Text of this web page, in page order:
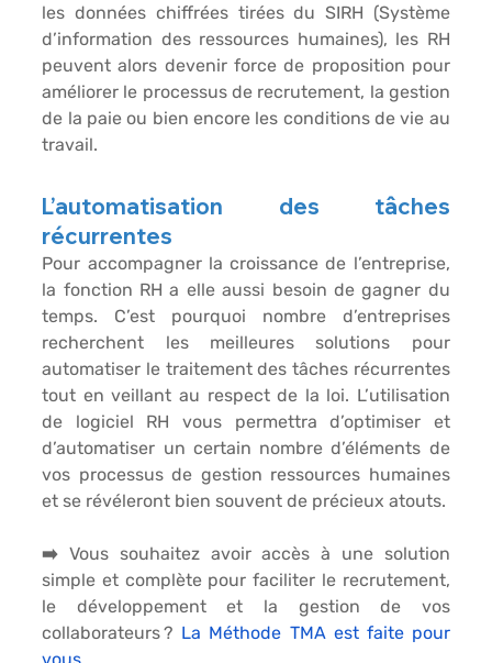
les données chiffrées tirées du SIRH (Système
d’information des ressources humaines), les RH
peuvent alors devenir force de proposition pour
améliorer le processus de recrutement, la gestion
de la paie ou bien encore les conditions de vie au
travail.
L’automatisation des tâches
récurrentes
Pour accompagner la croissance de l’entreprise,
la fonction RH a elle aussi besoin de gagner du
temps. C’est pourquoi nombre d’entreprises
recherchent les meilleures solutions pour
automatiser le traitement des tâches récurrentes
tout en veillant au respect de la loi. L’utilisation
de logiciel RH vous permettra d’optimiser et
d’automatiser un certain nombre d’éléments de
vos processus de gestion ressources humaines
➡️ Vous souhaitez avoir accès à une solution
simple et complète pour faciliter le recrutement,
le développement et la gestion de vos
collaborateurs ? La Méthode TMA est faite pour